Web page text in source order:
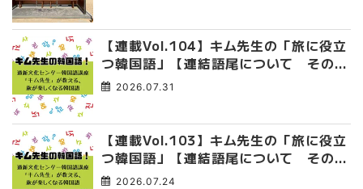
【連載Vol.104】キム先生の「旅に役立
つ韓国語」【連結語尾について その
4】2026.07.31
【連載Vol.103】キム先生の「旅に役立
つ韓国語」【連結語尾について その
3】2026.07.24